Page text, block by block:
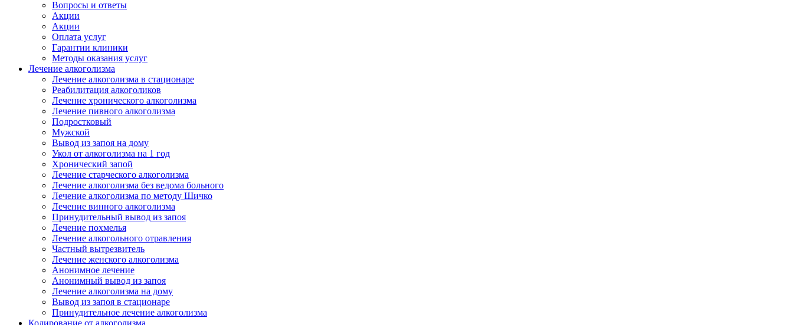
Вопросы и ответы
Акции
Акции
Оплата услуг
Гарантии клиники
Методы оказания услуг
Лечение алкоголизма
Лечение алкоголизма в стационаре
Реабилитация алкоголиков
Лечение хронического алкоголизма
Лечение пивного алкоголизма
Подростковый
Мужской
Вывод из запоя на дому
Укол от алкоголизма на 1 год
Хронический запой
Лечение старческого алкоголизма
Лечение алкоголизма без ведома больного
Лечение алкоголизма по методу Шичко
Лечение винного алкоголизма
Принудительный вывод из запоя
Лечение похмелья
Лечение алкогольного отравления
Частный вытрезвитель
Лечение женского алкоголизма
Анонимное лечение
Анонимный вывод из запоя
Лечение алкоголизма на дому
Вывод из запоя в стационаре
Принудительное лечение алкоголизма
Кодирование от алкоголизма